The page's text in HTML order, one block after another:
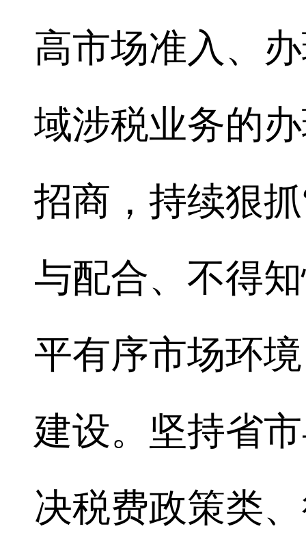
高市场准入、
域涉税业务的
招商，持续狠
与配合、不得
平有序市场环
建设。坚持省
决税费政策类